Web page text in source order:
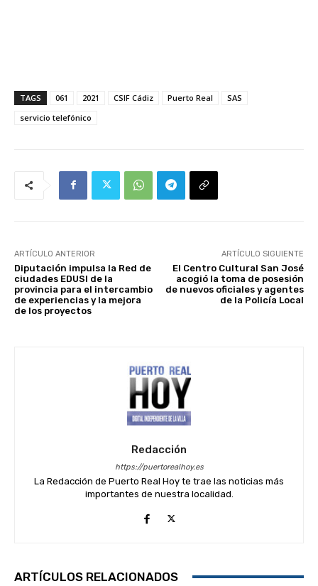
TAGS 061 2021 CSIF Cádiz Puerto Real
SAS
servicio telefónico
ARTÍCULO ANTERIOR
Diputación impulsa la Red de
ciudades EDUSI de la
provincia para el intercambio
de experiencias y la mejora
de los proyectos
ARTÍCULO SIGUIENTE
El Centro Cultural San José
acogió la toma de posesión
de nuevos oficiales y agentes
de la Policía Local
Redacción
https://puertorealhoy.es
La Redacción de Puerto Real Hoy te trae las noticias más
importantes de nuestra localidad.
ARTÍCULOS RELACIONADOS